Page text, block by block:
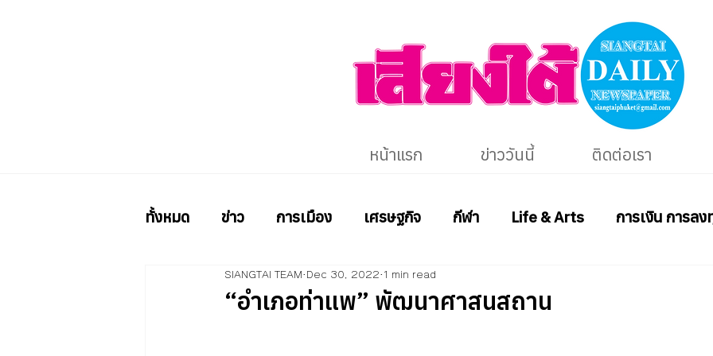
หน้าแรก ข่าววันนี้ ติดต่อเรา
ทั้งหมด ข่าว การเมือง เศรษฐกิจ กีฬา Life & Arts การเงิน การล
“อำเภอท่าแพ” พัฒนาศาสนสถาน
SIANGTAI TEAM Dec 30, 2022 1 min read